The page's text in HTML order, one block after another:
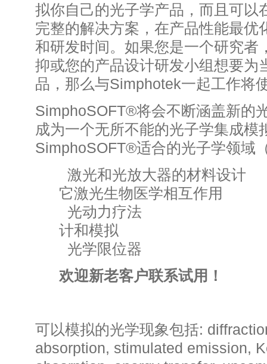
拟你自己的光子学产品，而且可以
完整的解决方案，在产品性能最优
和研发时间。如果您是一个研究者
抑或您的产品设计研发小组想要为
品，那么与Simphotek一起工作将
SimphoSOFT®将会不断涵盖新的
成为一个无所不能的光子学集成模
SimphoSOFT®适合的光子学领域
激光和光放大器的材料设
它激光生物医学相互作用
光动力疗法 量
计和模拟
光学限位器
欢迎新老客户联系试用！
可以模拟的光学现象包括:
absorption, stimulated emission,